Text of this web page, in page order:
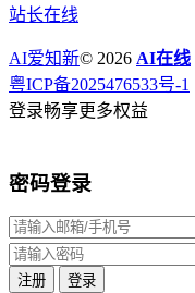
站长在线
AI爱知新© 2026 AI在线
粤ICP备2025476533号-1
登录畅享更多权益
密码登录
注册 登录